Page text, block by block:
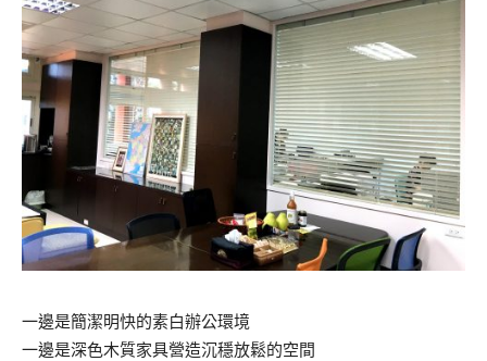
一邊是簡潔明快的素白辦公環境
一邊是深色木質家具營造沉穩放鬆的空間